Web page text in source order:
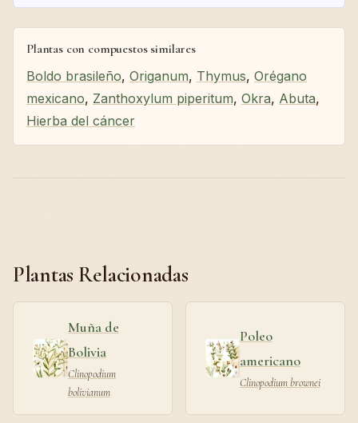
Plantas con compuestos similares
Boldo brasileño, Origanum, Thymus, Orégano
mexicano, Zanthoxylum piperitum, Okra, Abuta,
Hierba del cáncer
Plantas Relacionadas
Muña de
Bolivia
Clinopodium
bolivianum
Poleo
americano
Clinopodium brownei